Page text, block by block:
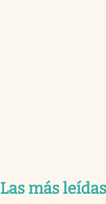
Las más